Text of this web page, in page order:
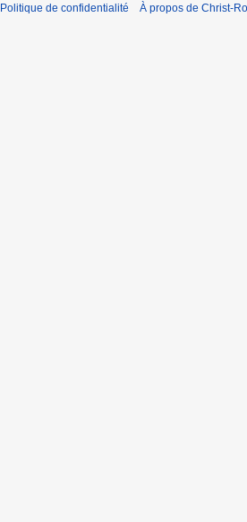
Politique de confidentialité À propos de Christ-